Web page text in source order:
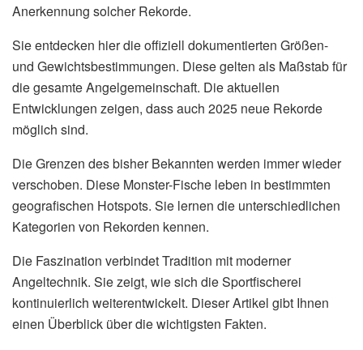
Anerkennung solcher Rekorde.
Sie entdecken hier die offiziell dokumentierten Größen-
und Gewichtsbestimmungen. Diese gelten als Maßstab für
die gesamte Angelgemeinschaft. Die aktuellen
Entwicklungen zeigen, dass auch 2025 neue Rekorde
möglich sind.
Die Grenzen des bisher Bekannten werden immer wieder
verschoben. Diese Monster-Fische leben in bestimmten
geografischen Hotspots. Sie lernen die unterschiedlichen
Kategorien von Rekorden kennen.
Die Faszination verbindet Tradition mit moderner
Angeltechnik. Sie zeigt, wie sich die Sportfischerei
kontinuierlich weiterentwickelt. Dieser Artikel gibt Ihnen
einen Überblick über die wichtigsten Fakten.